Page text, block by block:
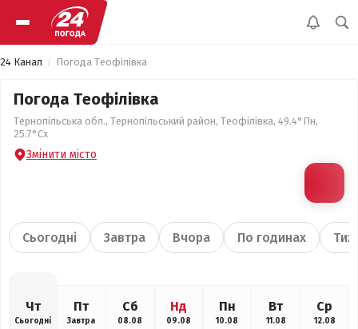
24 Канал Погода Теофілівка
Погода Теофілівка
Тернопільська обл., Тернопільський район, Теофілівка, 49.4°Пн,
25.7°Сх
Змінити місто
Сьогодні Завтра Вчора По годинах
Чт
Сьогодні
Пт
Завтра
Сб
08.08
Нд
09.08
Пн
10.08
Вт
11.08
Ср
12.08